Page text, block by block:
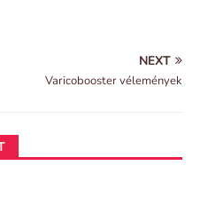
NEXT
Varicobooster vélemények